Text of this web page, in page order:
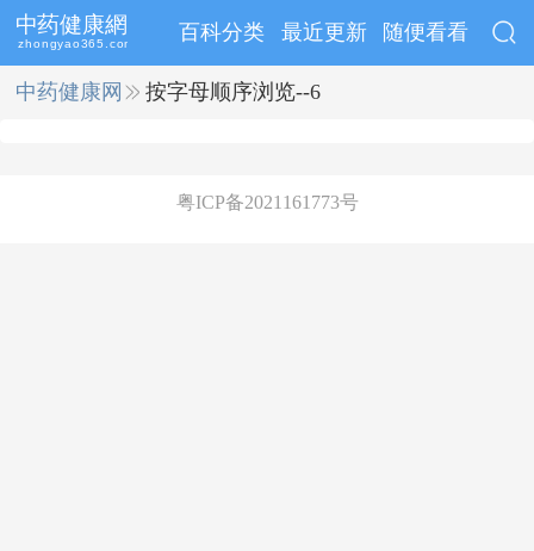
百科分类 最近更新 随便看看
中药健康网 ››按字母顺序浏览--6
粤ICP备2021161773号